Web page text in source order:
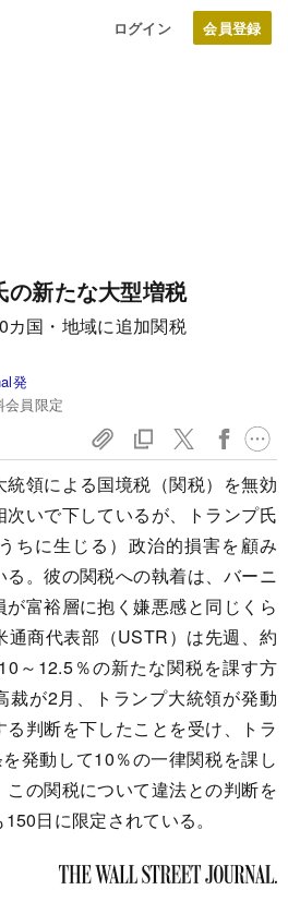
ログイン
の新たな大型増税
カ国・地域に追加関税
発
会員限定
統領による国境税（関税）を無効
いで下しているが、トランプ氏
ちに生じる）政治的損害を顧み
。彼の関税への執着は、バーニ
富裕層に抱く嫌悪感と同じくら
通商代表部（USTR）は先週、約
～12.5％の新たな関税を課す方
裁が2月、トランプ大統領が発動
判断を下したことを受け、トラ
発動して10％の一律関税を課し
の関税について違法との判断を
日に限定されている。